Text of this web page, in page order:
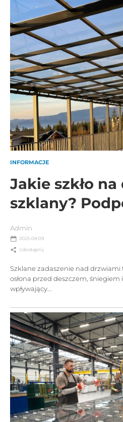
INFORMACJE
Jakie szkło na
szklany?
Admin
2025-09-09
Udostępnij
Szklane zadaszenie nad
osłona przed deszczem, śniegiem
wpływający...